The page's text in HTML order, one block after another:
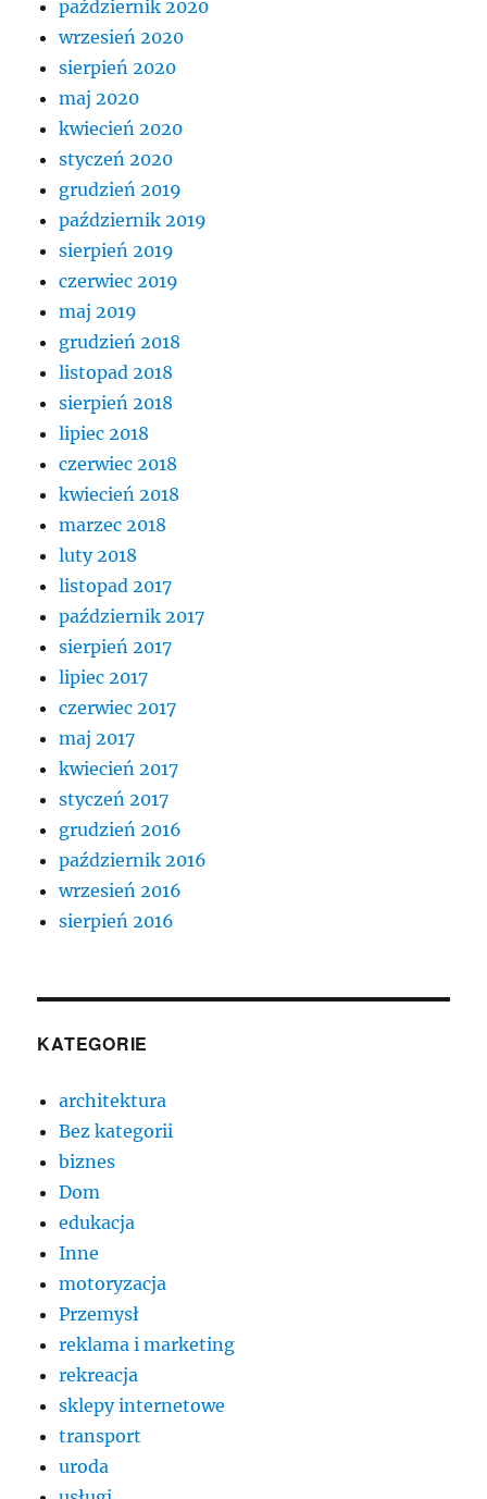
październik 2020
wrzesień 2020
sierpień 2020
maj 2020
kwiecień 2020
styczeń 2020
grudzień 2019
październik 2019
sierpień 2019
czerwiec 2019
maj 2019
grudzień 2018
listopad 2018
sierpień 2018
lipiec 2018
czerwiec 2018
kwiecień 2018
marzec 2018
luty 2018
listopad 2017
październik 2017
sierpień 2017
lipiec 2017
czerwiec 2017
maj 2017
kwiecień 2017
styczeń 2017
grudzień 2016
październik 2016
wrzesień 2016
sierpień 2016
KATEGORIE
architektura
Bez kategorii
biznes
Dom
edukacja
Inne
motoryzacja
Przemysł
reklama i marketing
rekreacja
sklepy internetowe
transport
uroda